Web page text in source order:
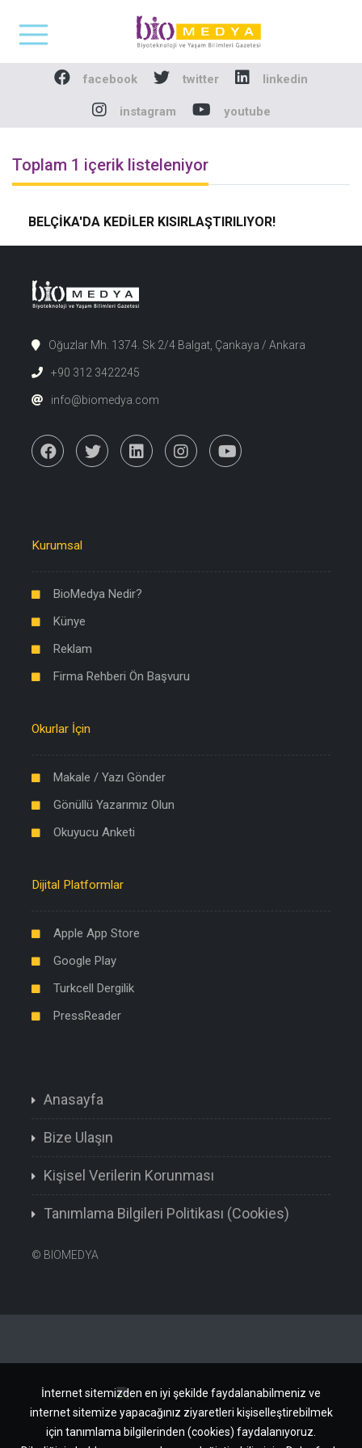
Biomedya -
facebook twitter linkedin
instagram youtube
Toplam 1 içerik listeleniyor
BELÇİKA'DA KEDİLER KISIRLAŞTIRILIYOR!
İnternet sitemizden en iyi şekilde faydalanabilmeniz ve
internet sitemize yapacağınız ziyaretleri kişiselleştirebilmek
için tanımlama bilgilerinden (cookies) faydalanıyoruz.
Oğuzlar Mh. 1374. Sk 2/4 Balgat, Çankaya / Ankara
+90 312 3422245
info@biomedya.com
Kurumsal
BioMedya Nedir?
Künye
Reklam
Firma Rehberi Ön Başvuru
Okurlar İçin
Makale / Yazı Gönder
Gönüllü Yazarımız Olun
Okuyucu Anketi
Dijital Platformlar
Apple App Store
Google Play
Turkcell Dergilik
PressReader
Anasayfa
Bize Ulaşın
Kişisel Verilerin Korunması
Tanımlama Bilgileri Politikası (Cookies)
© BIOMEDYA